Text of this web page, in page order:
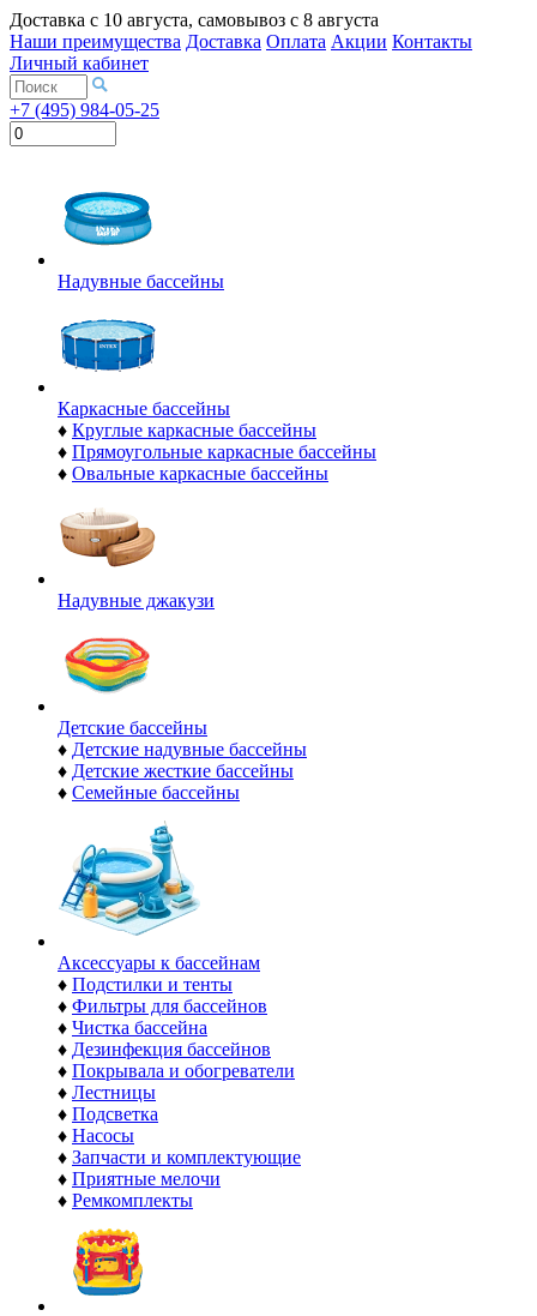
Доставка с 10 августа, самовывоз с 8 августа
Наши преимущества Доставка Оплата Акции Контакты
Личный кабинет
+7 (495) 984-05-25
Надувные бассейны
Каркасные бассейны
♦ Круглые каркасные бассейны
♦ Прямоугольные каркасные бассейны
♦ Овальные каркасные бассейны
Надувные джакузи
Детские бассейны
♦ Детские надувные бассейны
♦ Детские жесткие бассейны
♦ Семейные бассейны
Аксессуары к бассейнам
♦ Подстилки и тенты
♦ Фильтры для бассейнов
♦ Чистка бассейна
♦ Дезинфекция бассейнов
♦ Покрывала и обогреватели
♦ Лестницы
♦ Подсветка
♦ Насосы
♦ Запчасти и комплектующие
♦ Приятные мелочи
♦ Ремкомплекты